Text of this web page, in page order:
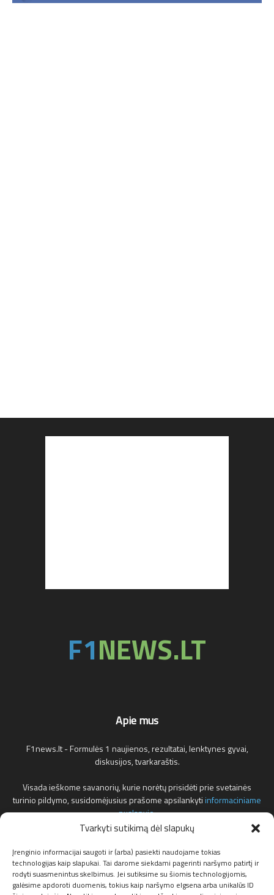
Tvarkyti sutikimą dėl slapukų
Įrenginio informacijai saugoti ir (arba) pasiekti naudojame tokias
technologijas kaip slapukai. Tai darome siekdami pagerinti naršymo patirtį ir
rodyti suasmenintus skelbimus. Jei sutiksime su šiomis technologijomis,
galėsime apdoroti duomenis, tokius kaip naršymo elgsena arba unikalūs ID
Apie mus
F1news.lt - Formulės 1 naujienos, rezultatai, lenktynes gyvai,
diskusijos, tvarkaraštis.
Visada ieškome savanorių, kurie norėtų prisidėti prie svetainės
turinio pildymo, susidomėjusius prašome apsilankytiinformaciniame
puslapyje.
adresu.
Susisiekite:info@f1news.lt